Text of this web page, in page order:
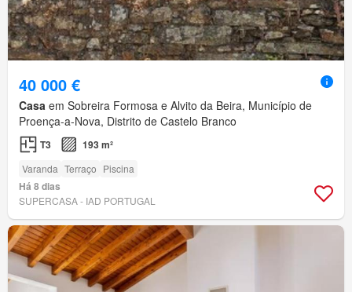
40 000 €
Casa em Sobreira Formosa e Alvito da Beira, Município de
Proença-a-Nova, Distrito de Castelo Branco
T3 193 m²
Varanda Terraço Piscina
Há 8 dias
SUPERCASA - IAD PORTUGAL